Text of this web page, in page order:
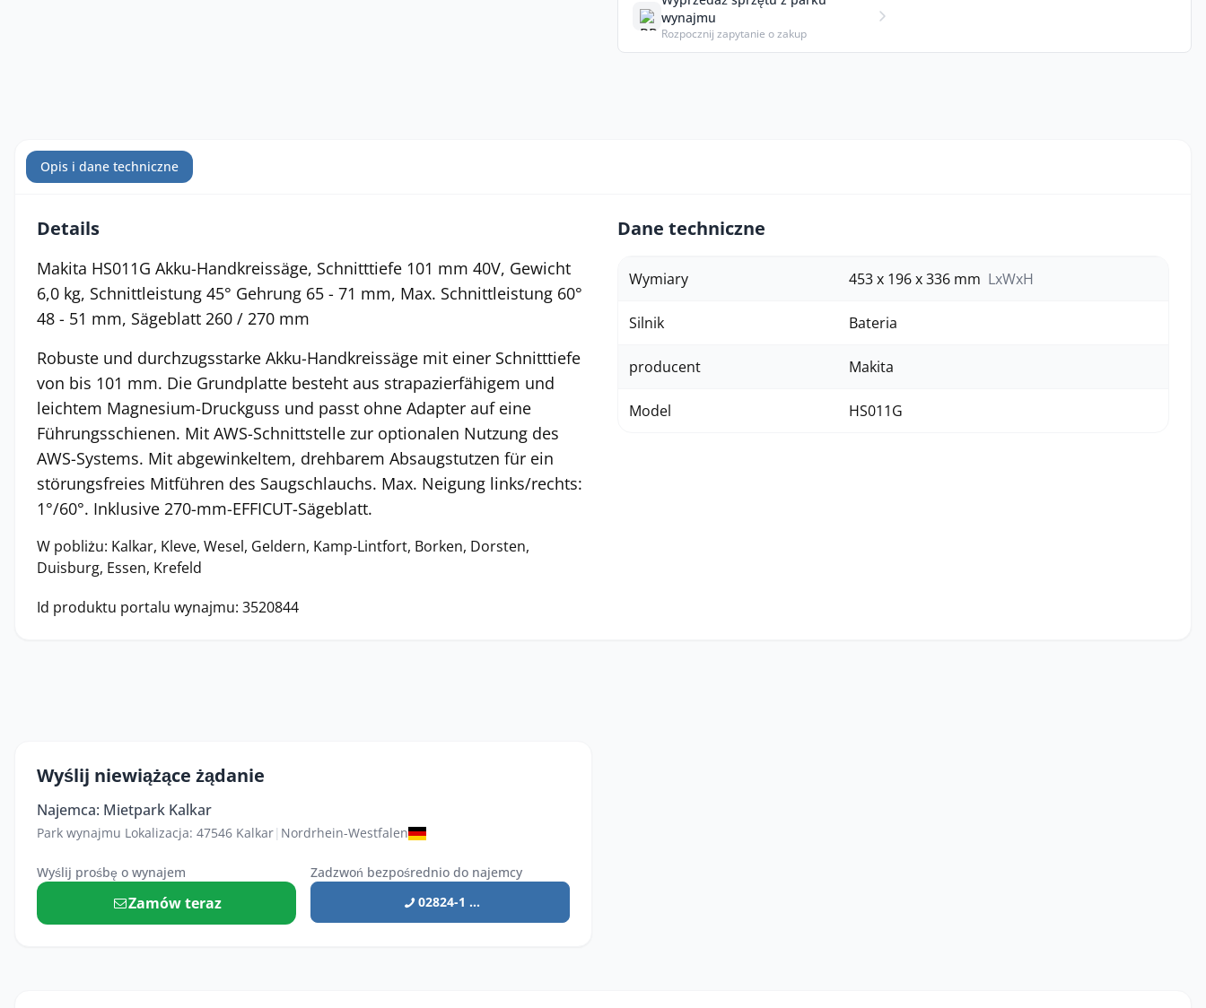
wynajmu
Rozpocznij zapytanie o zakup
Opis i dane techniczne
Details
Makita HS011G Akku-Handkreissäge, Schnitttiefe 101 mm 40V, Gewicht
6,0 kg, Schnittleistung 45° Gehrung 65 - 71 mm, Max. Schnittleistung 60°
48 - 51 mm, Sägeblatt 260 / 270 mm
Robuste und durchzugsstarke Akku-Handkreissäge mit einer Schnitttiefe
von bis 101 mm. Die Grundplatte besteht aus strapazierfähigem und
leichtem Magnesium-Druckguss und passt ohne Adapter auf eine
Führungsschienen. Mit AWS-Schnittstelle zur optionalen Nutzung des
AWS-Systems. Mit abgewinkeltem, drehbarem Absaugstutzen für ein
störungsfreies Mitführen des Saugschlauchs. Max. Neigung links/rechts:
1°/60°. Inklusive 270-mm-EFFICUT-Sägeblatt.
W pobliżu: Kalkar, Kleve, Wesel, Geldern, Kamp-Lintfort, Borken, Dorsten,
Duisburg, Essen, Krefeld
Id produktu portalu wynajmu: 3520844
Dane techniczne
Wymiary 453 x 196 x 336 mm LxWxH
Silnik Bateria
producent Makita
Model HS011G
Wyślij niewiążące żądanie
Najemca: Mietpark Kalkar
Park wynajmu Lokalizacja: 47546 Kalkar| Nordrhein-Westfalen
Wyślij prośbę o wynajem
Zamów teraz
Zadzwoń bezpośrednio do najemcy
02824-1 ...